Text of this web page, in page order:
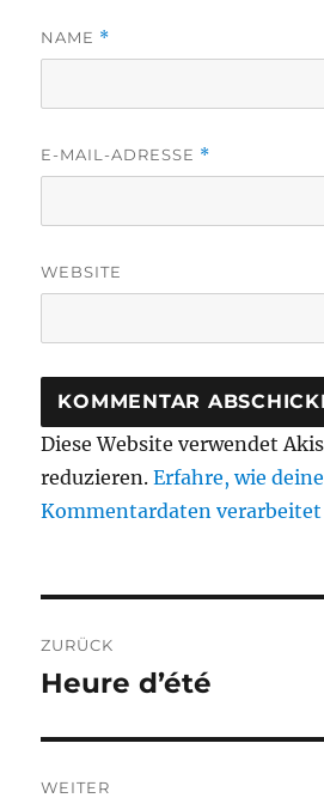
NAME *
E-MAIL-ADRESSE *
WEBSITE
Diese Website verwendet
reduzieren.Erfahre, wie deine
Kommentardaten verarbeitet
ZURÜCK
Vorheriger
Heure d’été
WEITER